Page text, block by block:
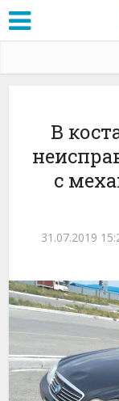
В
с
31.07.2019